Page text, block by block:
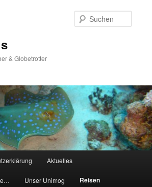
& Globetrotter
Aktuelles
Unser Unimog Reisen